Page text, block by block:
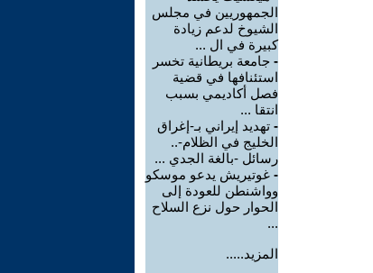
الجمهوريين في مجلس
الشيوخ لدعم زيادة
كبيرة في ال ...
- جامعة بريطانية تخسر
استئنافها في قضية
فصل أكاديمي بسبب
انتقا ...
- تهديد إيراني بـ-إغراق
الخليج في الظلام-..
رسائل -بالغة الجدي ...
- غوتيريش يدعو موسكو
وواشنطن للعودة إلى
الحوار حول نزع السلاح
...
المزيد.....